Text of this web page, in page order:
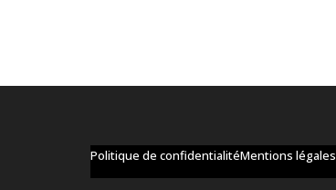
Politique de confidentialitéMentions légales